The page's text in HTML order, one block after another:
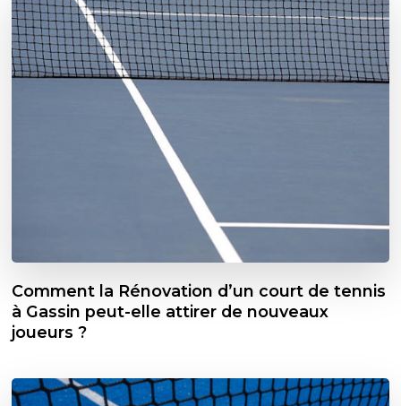
Comment la Rénovation d’un court de tennis
à Gassin peut-elle attirer de nouveaux
joueurs ?